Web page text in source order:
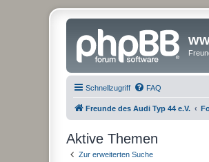
Schnellzugriff FAQ
Freunde des Audi Typ 44 e.V.
Aktive Themen
Zur erweiterten Suche